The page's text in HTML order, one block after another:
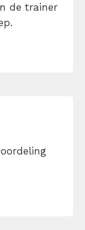
de trainer